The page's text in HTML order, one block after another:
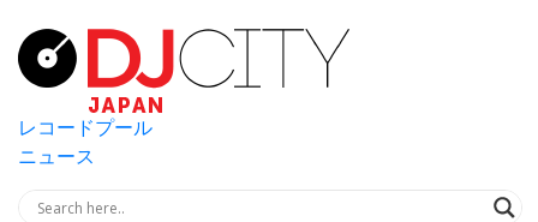
レコードプール
ニュース